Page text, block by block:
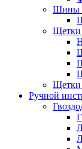
Шины
Щетки
Щетки
Ручной